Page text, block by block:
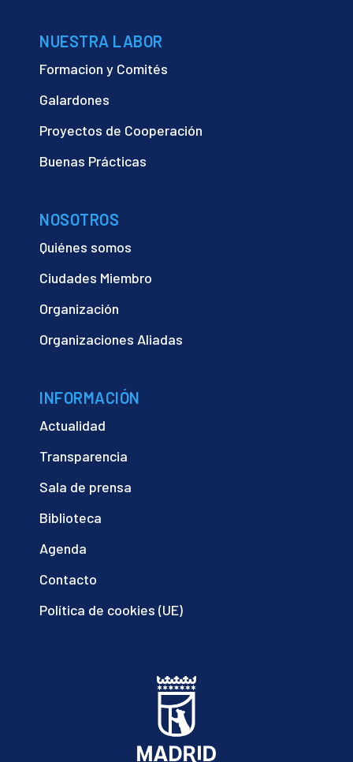
NUESTRA LABOR
Formacion y Comités
Galardones
Proyectos de Cooperación
Buenas Prácticas
NOSOTROS
Quiénes somos
Ciudades Miembro
Organización
Organizaciones Aliadas
INFORMACIÓN
Actualidad
Transparencia
Sala de prensa
Biblioteca
Agenda
Contacto
Política de cookies (UE)